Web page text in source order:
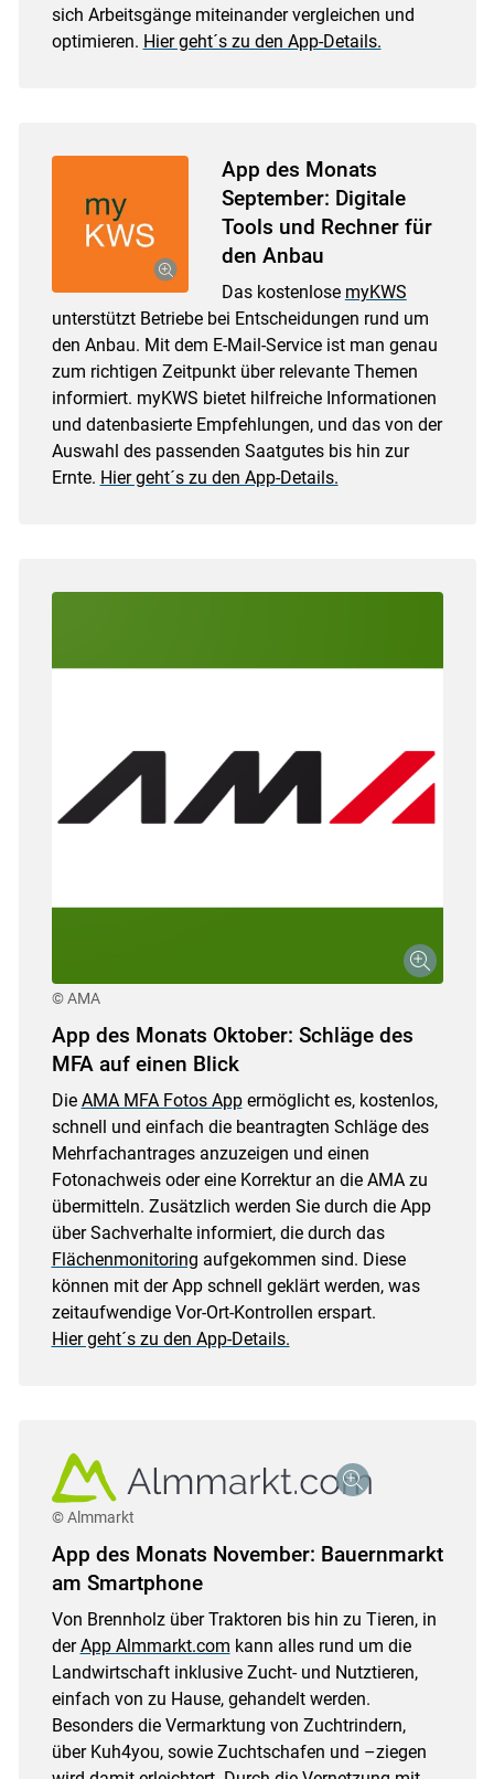
sich Arbeitsgänge miteinander vergleichen und
optimieren. Hier geht´s zu den App-Details.
App des Monats
September: Digitale
Tools und Rechner für
den Anbau
Das kostenlose myKWS
unterstützt Betriebe bei Entscheidungen rund um
den Anbau. Mit dem E-Mail-Service ist man genau
zum richtigen Zeitpunkt über relevante Themen
informiert. myKWS bietet hilfreiche Informationen
und datenbasierte Empfehlungen, und das von der
Auswahl des passenden Saatgutes bis hin zur
Ernte. Hier geht´s zu den App-Details.
© AMA
App des Monats Oktober: Schläge des
MFA auf einen Blick
Die AMA MFA Fotos Appermöglicht es, kostenlos,
schnell und einfach die beantragten Schläge des
Mehrfachantrages anzuzeigen und einen
Fotonachweis oder eine Korrektur an die AMA zu
übermitteln. Zusätzlich werden Sie durch die App
über Sachverhalte informiert, die durch das
Flächenmonitoring aufgekommen sind. Diese
können mit der App schnell geklärt werden, was
zeitaufwendige Vor-Ort-Kontrollen erspart.
Hier geht´s zu den App-Details.
© Almmarkt
App des Monats November: Bauernmarkt
am Smartphone
Von Brennholz über Traktoren bis hin zu Tieren, in
derApp Almmarkt.com kann alles rund um die
Landwirtschaft inklusive Zucht- und Nutztieren,
einfach von zu Hause, gehandelt werden.
Besonders die Vermarktung von Zuchtrindern,
über Kuh4you, sowie Zuchtschafen und –ziegen